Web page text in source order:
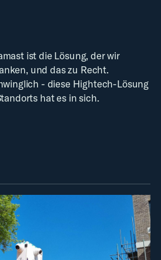
ist die Lösung, der wir
und das zu Recht.
- diese Hightech-Lösung
hat es in sich.